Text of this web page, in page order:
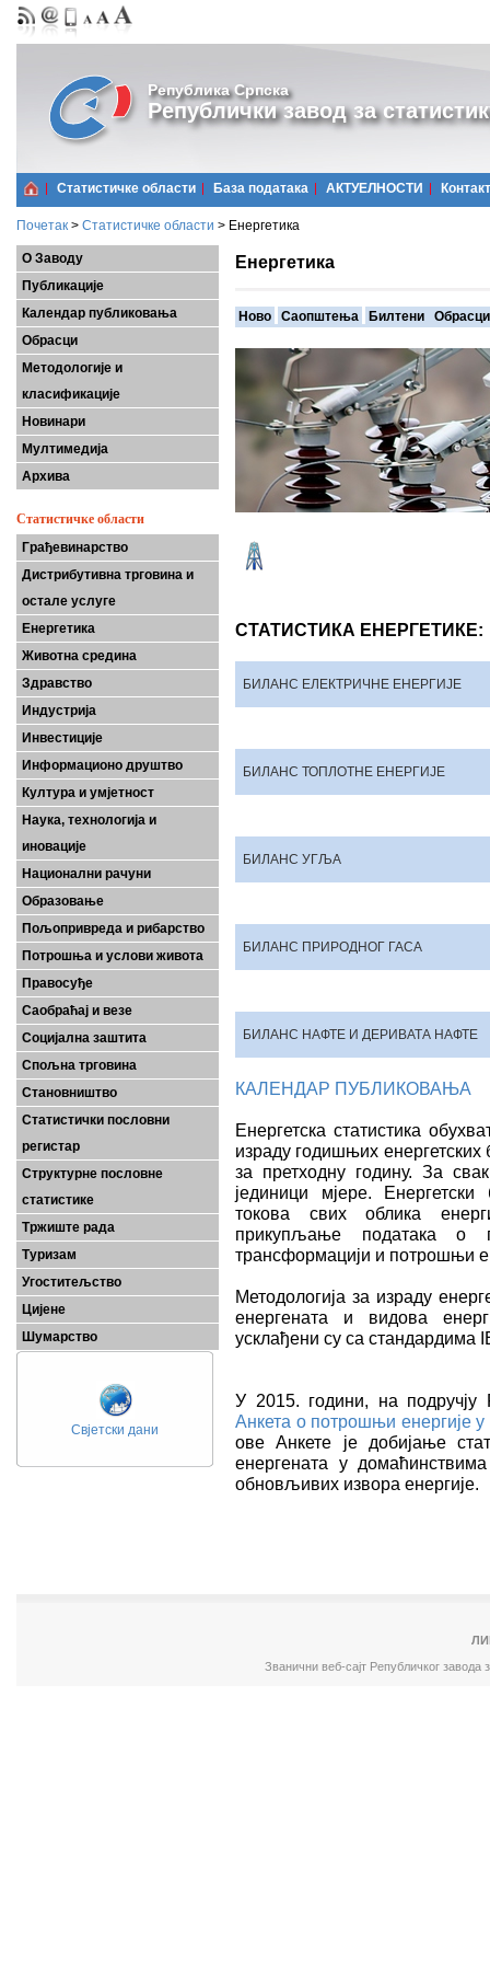
Република Српска
Републички завод за
Статистичке области Базa података АКТУЕЛНОСТИ Контакт
Почетак > Статистичке области > Енергетика
О Заводу
Публикације
Календар публиковања
Обрасци
Методологије и
класификације
Новинари
Мултимедија
Архива
Статистичке области
Грађевинарство
Дистрибутивна трговина и
остале услуге
Енергетика
Животна средина
Здравство
Индустрија
Инвестиције
Информационо друштво
Култура и умјетност
Наука, технологија и
иновације
Национални рачуни
Образовање
Пољопривреда и рибарство
Потрошња и услови живота
Правосуђе
Саобраћај и везе
Социјална заштита
Спољна трговина
Становништво
Статистички пословни
регистар
Структурне пословне
статистике
Тржиште рада
Туризам
Угоститељство
Цијене
Шумарство
Свјетски дани
Енергетика
Ново Саопштења Билтени Обрасци
СТАТИСТИКА ЕНЕРГЕТИКЕ:
БИЛАНС ЕЛЕКТРИЧНЕ ЕНЕРГИЈЕ
БИЛАНС ТОПЛОТНЕ ЕНEРГИЈЕ
БИЛАНС УГЉА
БИЛАНС ПРИРОДНОГ ГАСА
БИЛАНС НАФТЕ И ДЕРИВАТА НАФТЕ
КАЛЕНДАР ПУБЛИКОВАЊА
Енергетска статистика
израду годишњих енергетских
за претходну годину. За
јединици мјере.
токова свих облика
прикупљање података о
трансформацији и потрошњи
Методологија за израду
енергената и видова
усклађени су са стандардима
У 2015. години, на
Анкета о потрошњи енергије
ове Анкете је добијање
енергената у
обновљивих извора енергије.
Званични веб-сајт Републичког